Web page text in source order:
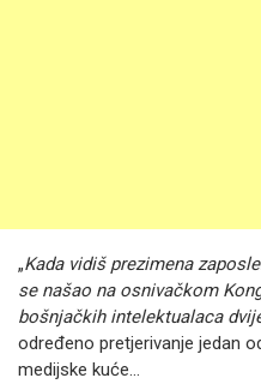
„Kada vidiš prezimena
se našao na osnivačkom
bošnjačkih intelektualaca
određeno pretjerivanje jedan
medijske kuće…